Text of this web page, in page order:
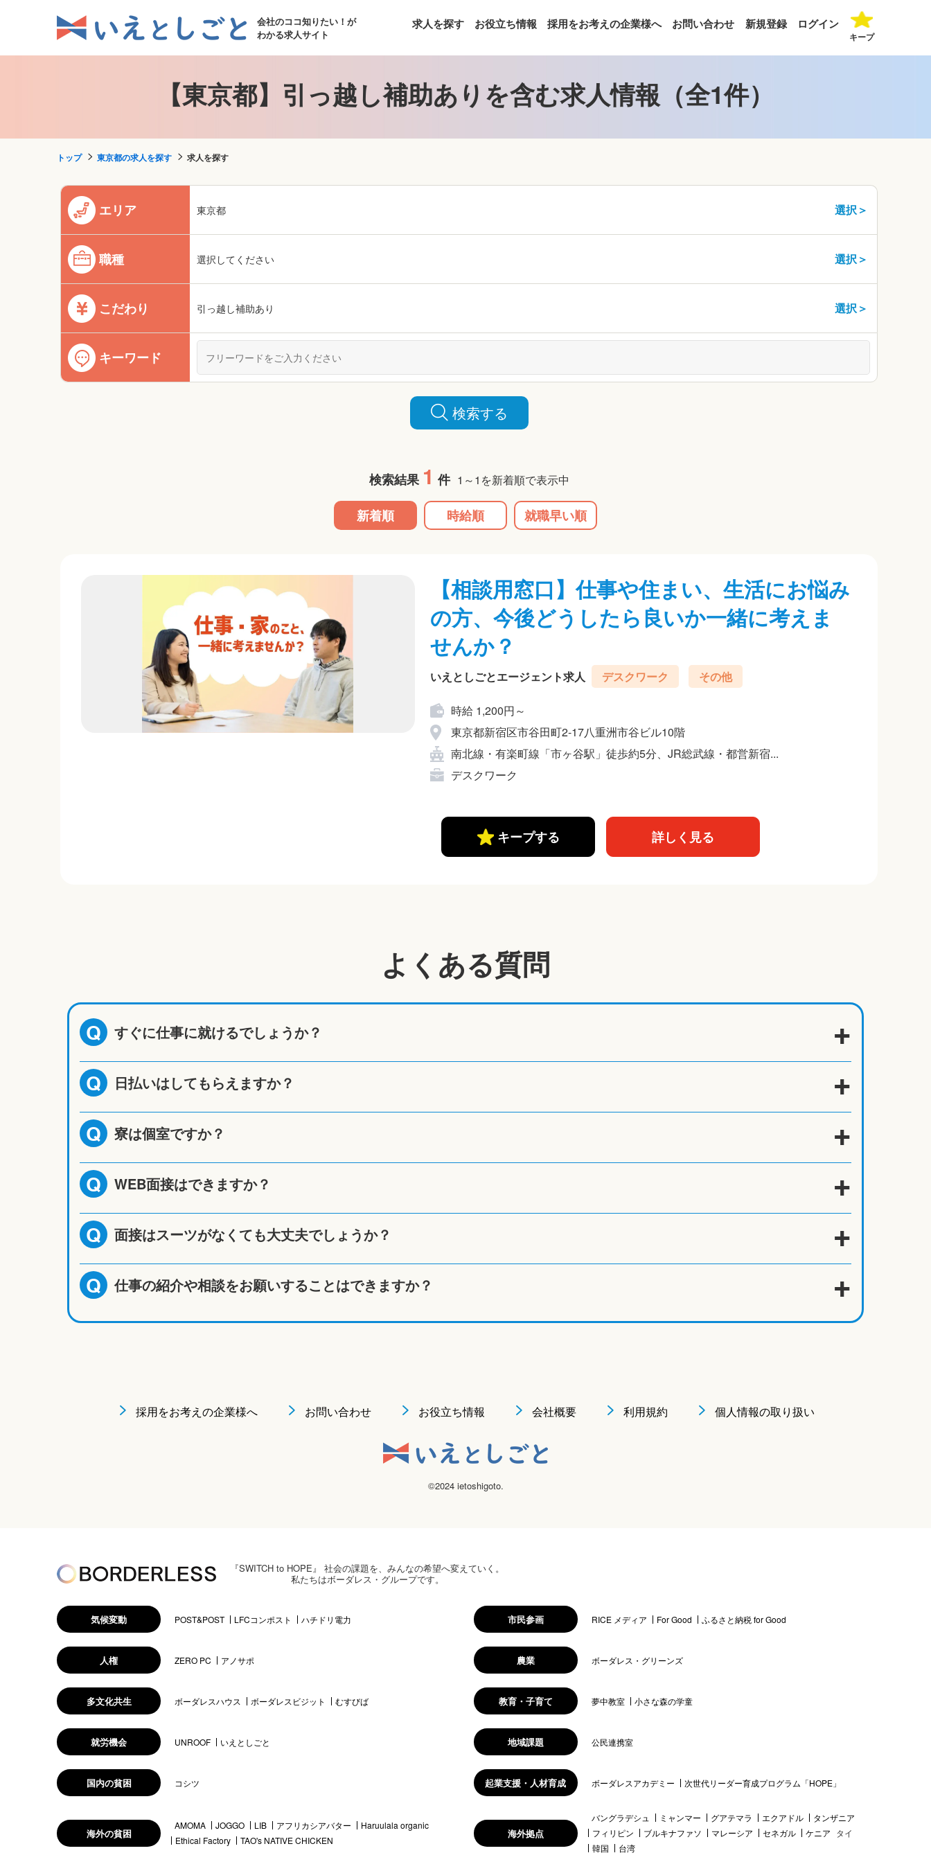
会社のココ知りたい！が
わかる求人サイト
求人を探す お役立ち情報 採用をお考えの企業様へ お問い合わせ 新規登録 ログイン
キープ
【東京都】引っ越し補助ありを含む求人情報（全1件）
トップ 東京都の求人を探す 求人を探す
エリア 東京都 選択＞
職種 選択してください 選択＞
こだわり 引っ越し補助あり 選択＞
キーワード
検索する
検索結果 1 件 1～1を新着順で表示中
新着順 時給順 就職早い順
【相談用窓口】仕事や住まい、生活にお悩み
の方、今後どうしたら良いか一緒に考えま
せんか？
いえとしごとエージェント求人 デスクワーク その他
時給 1,200円～
東京都新宿区市谷田町2-17八重洲市谷ビル10階
南北線・有楽町線「市ヶ谷駅」徒歩約5分、JR総武線・都営新宿...
デスクワーク
キープする 詳しく見る
よくある質問
Q すぐに仕事に就けるでしょうか？
Q 日払いはしてもらえますか？
Q 寮は個室ですか？
Q WEB面接はできますか？
Q 面接はスーツがなくても大丈夫でしょうか？
Q 仕事の紹介や相談をお願いすることはできますか？
採用をお考えの企業様へ お問い合わせ お役立ち情報 会社概要 利用規約 個人情報の取り扱い
©2024 ietoshigoto.
『SWITCH to HOPE』 社会の課題を、みんなの希望へ変えていく。
私たちはボーダレス・グループです。
気候変動 POST&POST LFCコンポスト ハチドリ電力 市民参画 RICE メディア For Good ふるさと納税 for Good
人権 ZERO PC アノサポ 農業 ボーダレス・グリーンズ
多文化共生 ボーダレスハウス ボーダレスビジット むすびば 教育・子育て 夢中教室 小さな森の学童
就労機会 UNROOF いえとしごと 地域課題 公民連携室
国内の貧困 コシツ 起業支援・人材育成 ボーダレスアカデミー 次世代リーダー育成プログラム「HOPE」
海外の貧困
AMOMA JOGGO LIB アフリカシアバター
Haruulala organic
Ethical Factory
TAO's NATIVE CHICKEN
海外拠点
バングラデシュ ミャンマー グアテマラ エクアドル
タンザニア
フィリピン
ブルキナファソ マレーシア セネガル ケニア タイ
韓国
台湾